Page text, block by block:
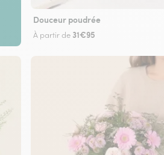
Douceur poudrée
À partir de 31€95